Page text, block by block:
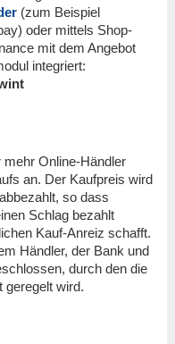
(zum Beispiel
oder mittels Shop-
mit dem Angebot
integriert:
Online-Händler
an. Der Kaufpreis wird
so dass
Schlag bezahlt
Kauf-Anreiz schafft.
Händler, der Bank und
durch den die
geregelt wird.